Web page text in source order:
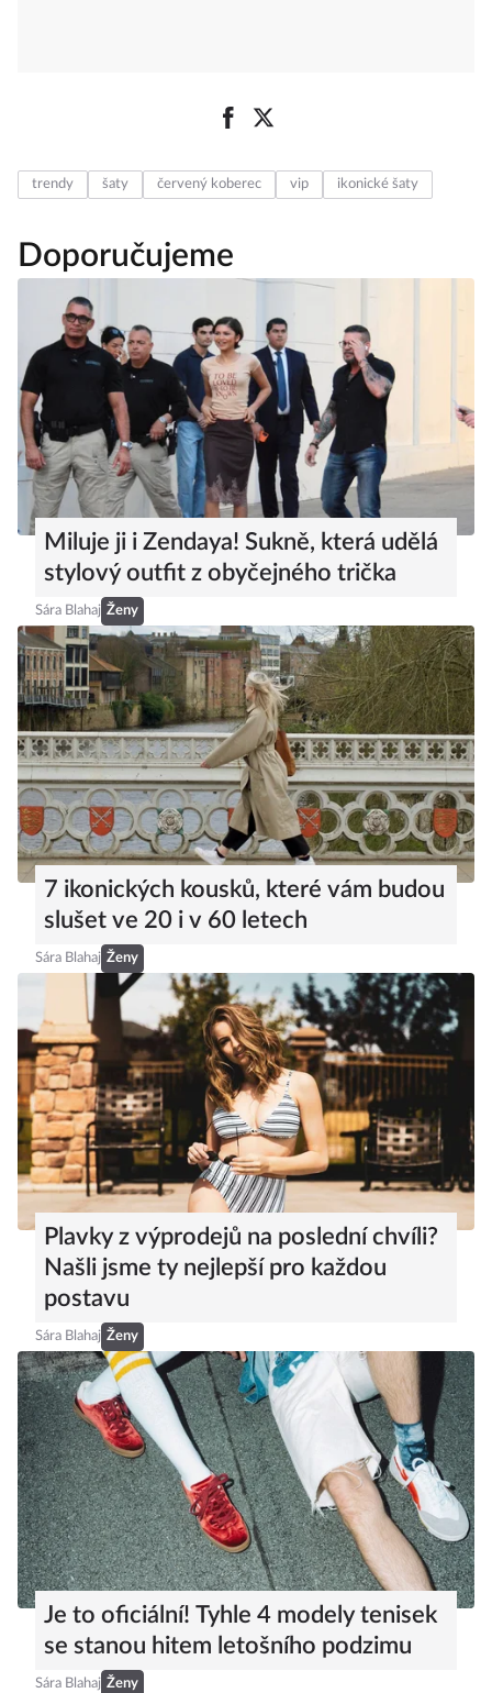
trendy šaty červený koberec vip ikonické šaty
Doporučujeme
Miluje ji i Zendaya! Sukně, která udělá
stylový outfit z obyčejného trička
Sára Blahaj Ženy
7 ikonických kousků, které vám budou
slušet ve 20 i v 60 letech
Sára Blahaj Ženy
Plavky z výprodejů na poslední chvíli?
Našli jsme ty nejlepší pro každou
postavu
Sára Blahaj Ženy
Je to oficiální! Tyhle 4 modely tenisek
se stanou hitem letošního podzimu
Sára Blahaj Ženy